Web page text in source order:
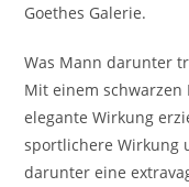
Goethes Galerie.
Was Mann darunter
Mit einem
elegante Wirkung
sportlichere Wirkung
darunter eine